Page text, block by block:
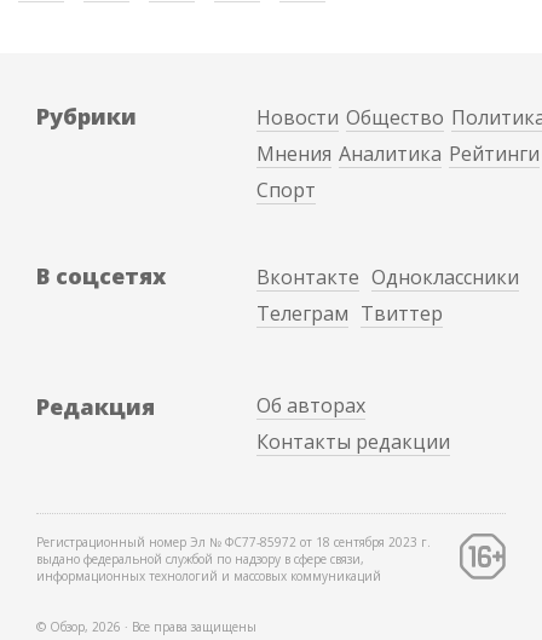
Рубрики Новости Общество
Мнения Аналитика Рейтинги
Спорт
В соцсетях Вконтакте Одноклассники
Телеграм Твиттер
Редакция
Об авторах
Контакты редакции
Регистрационный номер Эл № ФС77-85972 от 18 сентября 2023 г.
выдано федеральной службой по надзору в сфере связи,
информационных технологий и массовых коммуникаций
© Обзор, 2026 ∙ Все права защищены